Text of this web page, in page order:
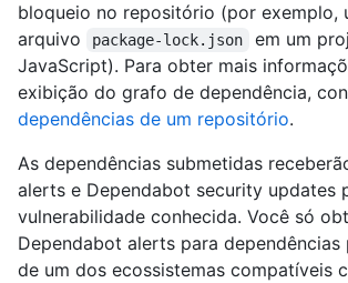
bloqueio no repositório (por exemplo,
arquivo
package-lock.json
em um
JavaScript). Para obter mais
exibição do grafo de dependência,
dependências de um repositório.
As dependências submetidas
alerts e Dependabot security updates
vulnerabilidade conhecida. Você só
Dependabot alerts para dependências
de um dos ecossistemas compatíveis